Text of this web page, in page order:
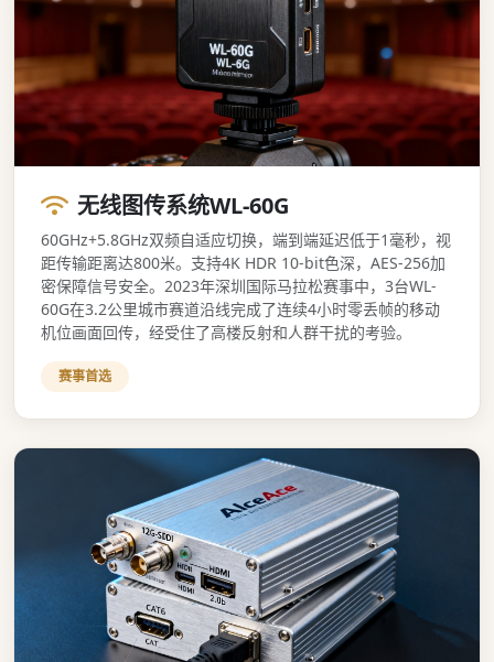
无线图传系统WL-60G
60GHz+5.8GHz双频自适应切换，端到端延迟低于1毫秒，视
距传输距离达800米。支持4K HDR 10-bit色深，AES-256加
密保障信号安全。2023年深圳国际马拉松赛事中，3台WL-
60G在3.2公里城市赛道沿线完成了连续4小时零丢帧的移动
机位画面回传，经受住了高楼反射和人群干扰的考验。
赛事首选